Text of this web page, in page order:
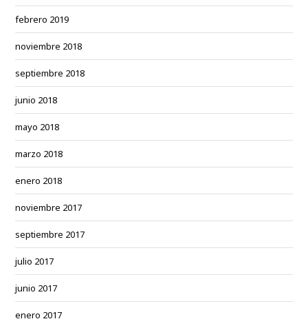
febrero 2019
noviembre 2018
septiembre 2018
junio 2018
mayo 2018
marzo 2018
enero 2018
noviembre 2017
septiembre 2017
julio 2017
junio 2017
enero 2017